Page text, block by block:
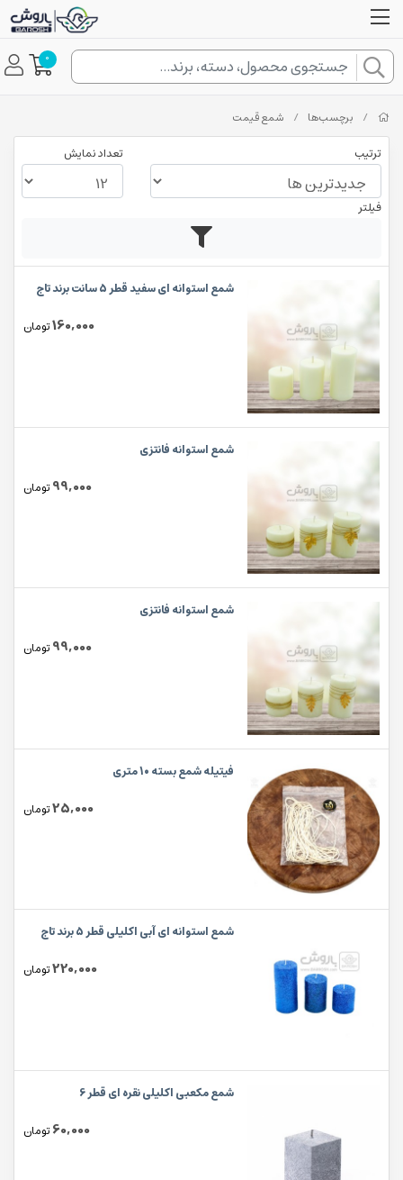
0
/ برچسب‌ها / شمع قیمت
ترتیب تعداد نمایش
فیلتر
شمع استوانه ای سفید قطر 5 سانت برند تاج
160,000تومان
شمع استوانه فانتزی
99,000 تومان
شمع استوانه فانتزی
99,000 تومان
فیتیله شمع بسته 10 متری
25,000تومان
شمع استوانه ای آبی اکلیلی قطر 5 برند تاج
220,000تومان
شمع مکعبی اکلیلی نقره ای قطر 6
60,000 تومان